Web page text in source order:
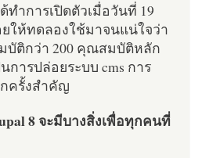
ทำการเปิดตัวเมื่อวันที่ 19
ยให้ทดลองใช้มาจนแน่ใจว่า
ติกว่า 200 คุณสมบัติหลัก
การปล่อยระบบ cms การ
ครั้งสำคัญ
8 จะมีบางสิ่งเพื่อทุกคนที่